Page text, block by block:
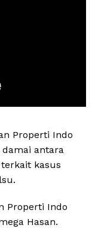
Properti Indo
damai antara
kasus
Properti Indo
Hasan.